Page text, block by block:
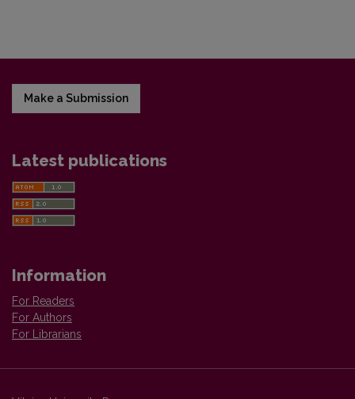
Make a Submission
Latest publications
Information
For Readers
For Authors
For Librarians